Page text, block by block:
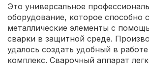
Это универсальное
оборудование, которое способно
металлические элементы с
сварки в защитной среде.
удалось создать удобный в
комплекс. Сварочный аппарат